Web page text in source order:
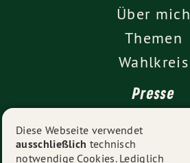
Über mich
Themen
Wahlkreis
Presse
Impressum
Diese Webseite verwendet
ausschließlich technisch
notwendige Cookies. Lediglich